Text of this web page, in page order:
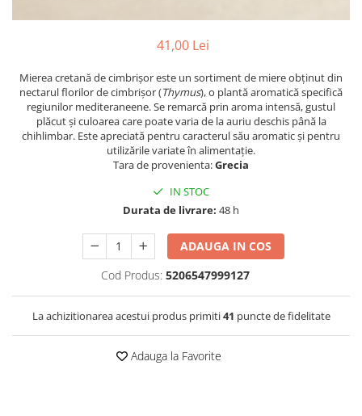
REMEDII NATURISTE
TOATE PRODUSELE
41,00 Lei
Mierea cretană de cimbrișor este un sortiment de miere obținut din
nectarul florilor de cimbrișor (Thymus), o plantă aromatică specifică
regiunilor mediteraneene. Se remarcă prin aroma intensă, gustul
plăcut și culoarea care poate varia de la auriu deschis până la
chihlimbar. Este apreciată pentru caracterul său aromatic și pentru
utilizările variate în alimentație.
Tara de provenienta:Grecia
IN STOC
Durata de livrare: 48 h
ADAUGA IN COS
Cod Produs: 5206547999127
La achizitionarea acestui produs primiti41 puncte de fidelitate
Adauga la Favorite